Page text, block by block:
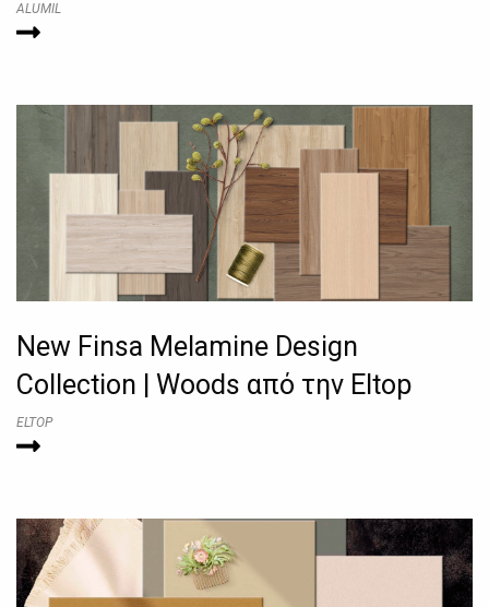
ALUMIL
New Finsa Melamine Design
Collection | Woods από την Eltop
ELTOP